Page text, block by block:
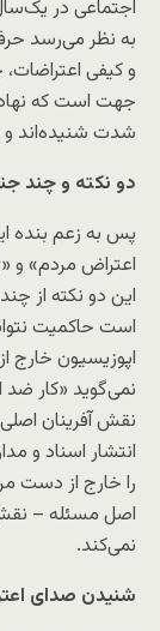
اجتماعی در یک‌سال گذشته «۳۰۰
به نظر می‌رسد
و کیفی
جهت است که
شدت شنیده‌اند و
دو نکته و چند
پس به زعم بنده
اعتراض مردم»
این دو نکته از
است حاکمیت
اپوزیسیون خارج
نمی‌گوید «کار
نقش آفرینان
انتشار اسناد و
را خارج از دست
اصل مسئله –
نمی‌کند.
شنیدن صدای